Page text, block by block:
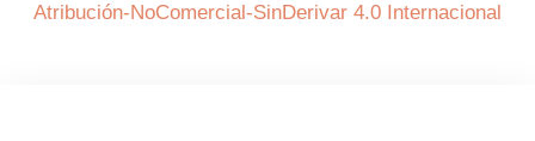
Atribución-NoComercial-SinDerivar 4.0 Internacional